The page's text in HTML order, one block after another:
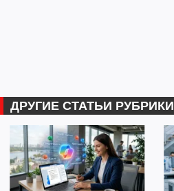
ДРУГИЕ СТАТЬИ РУБРИКИ